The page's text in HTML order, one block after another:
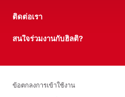
ติดต่อเรา
สนใจร่วมงานกับฮิลติ?
ข้อตกลงการเข้าใช้งาน